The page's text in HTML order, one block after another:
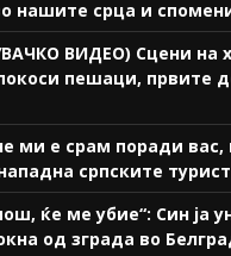
нашите срца и
ВИДЕО) Сцени на
пешаци, првите
ми е срам поради вас,
српските
ќе ме убие“: Син ја
од зграда во